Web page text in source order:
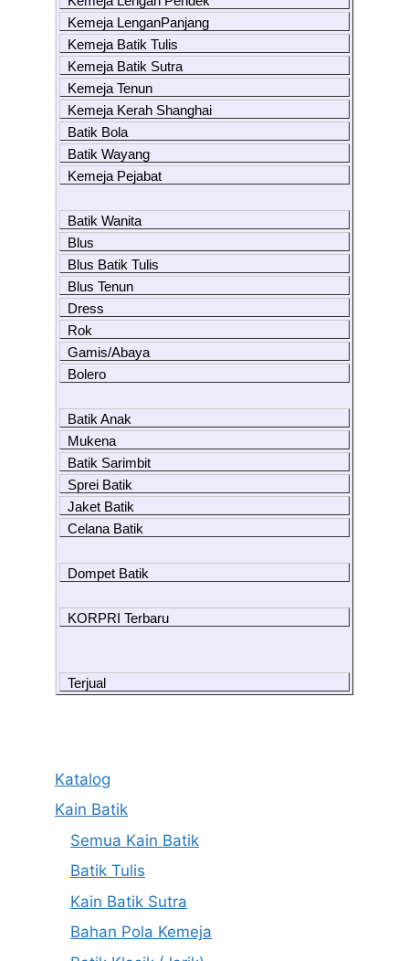
Kemeja LenganPanjang
Kemeja Batik Tulis
Kemeja Batik Sutra
Kemeja Tenun
Kemeja Kerah Shanghai
Batik Bola
Batik Wayang
Kemeja Pejabat
Batik Wanita
Blus
Blus Batik Tulis
Blus Tenun
Dress
Rok
Gamis/Abaya
Bolero
Batik Anak
Mukena
Batik Sarimbit
Sprei Batik
Jaket Batik
Celana Batik
Dompet Batik
KORPRI Terbaru
Terjual
Katalog
Kain Batik
Semua Kain Batik
Batik Tulis
Kain Batik Sutra
Bahan Pola Kemeja